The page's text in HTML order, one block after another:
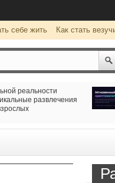
себе жить Как стать
ipay24.org —
обмен
организации